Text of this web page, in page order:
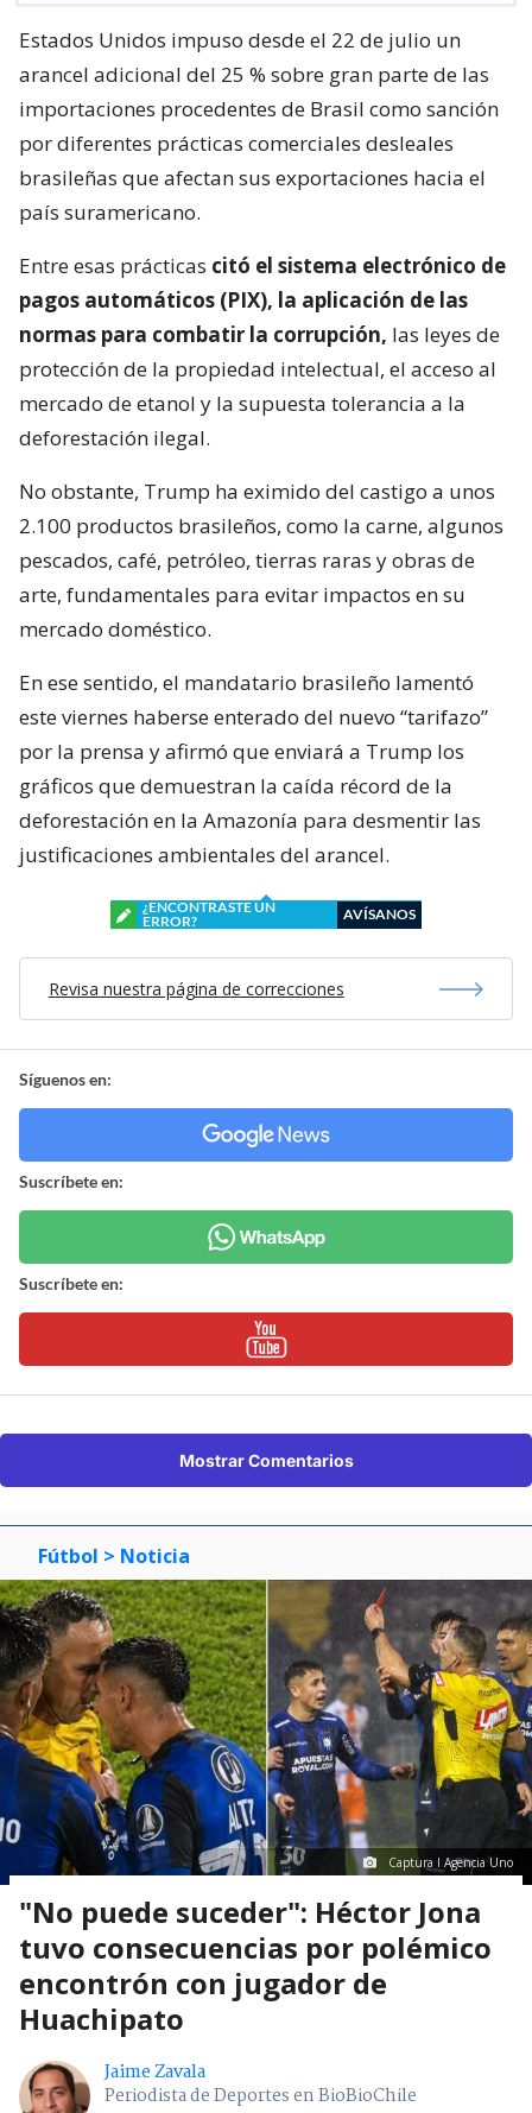
Estados Unidos impuso desde el 22 de julio un
arancel adicional del 25 % sobre gran parte de las
importaciones procedentes de Brasil como sanción
por diferentes prácticas comerciales desleales
brasileñas que afectan sus exportaciones hacia el
país suramericano.
Entre esas prácticas citó el sistema electrónico de
pagos automáticos (PIX), la aplicación de las
normas para combatir la corrupción, las leyes de
protección de la propiedad intelectual, el acceso al
mercado de etanol y la supuesta tolerancia a la
deforestación ilegal.
No obstante, Trump ha eximido del castigo a unos
2.100 productos brasileños, como la carne, algunos
pescados, café, petróleo, tierras raras y obras de
arte, fundamentales para evitar impactos en su
mercado doméstico.
En ese sentido, el mandatario brasileño lamentó
este viernes haberse enterado del nuevo “tarifazo”
por la prensa y afirmó que enviará a Trump los
gráficos que demuestran la caída récord de la
deforestación en la Amazonía para desmentir las
justificaciones ambientales del arancel.
¿ENCONTRASTE UN
ERROR?
AVÍSANOS
Revisa nuestra página de correcciones
Síguenos en:
Suscríbete en:
Suscríbete en:
Mostrar Comentarios
Fútbol > Noticia
Captura I Agencia Uno
"No puede suceder": Héctor Jona
tuvo consecuencias por polémico
encontrón con jugador de
Huachipato
Jaime Zavala
Periodista de Deportes en BioBioChile